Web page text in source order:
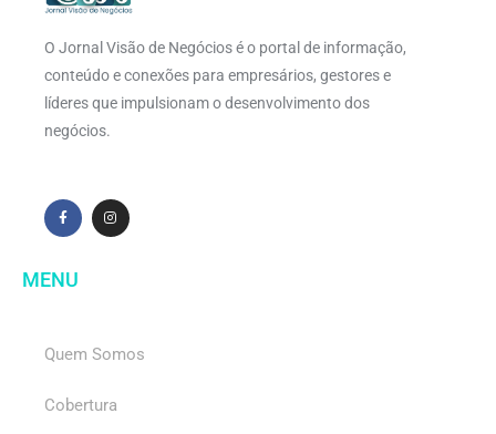
O Jornal Visão de Negócios é o portal de informação,
conteúdo e conexões para empresários, gestores e
líderes que impulsionam o desenvolvimento dos
negócios.
MENU
Quem Somos
Cobertura